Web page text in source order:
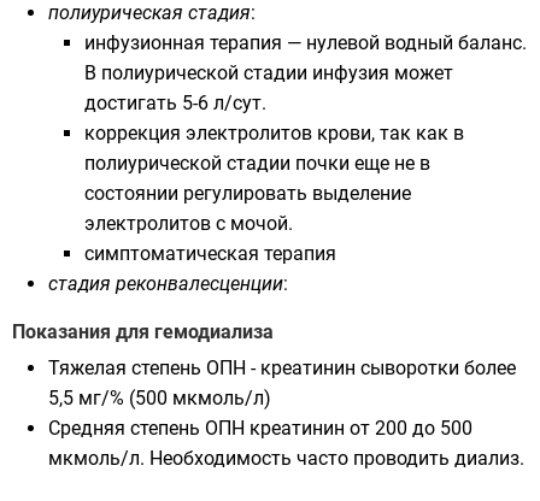
полиурическая стадия:
инфузионная терапия — нулевой водный баланс.
В полиурической стадии инфузия может
достигать 5-6 л/сут.
коррекция электролитов крови, так как в
полиурической стадии почки еще не в
состоянии регулировать выделение
электролитов с мочой.
симптоматическая терапия
стадия реконвалесценции:
Показания для гемодиализа
Тяжелая степень ОПН - креатинин сыворотки более
5,5 мг/% (500 мкмоль/л)
Средняя степень ОПН креатинин от 200 до 500
мкмоль/л. Необходимость часто проводить диализ.